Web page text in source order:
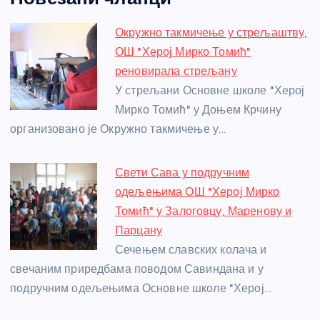
e
o
o
k
e
n
g
er
er
s
A
p
p
a
g
e
e
st
e
Окружно такмичење у стрељаштву,
ОШ "Херој Мирко Томић"
реновирала стрељану
У стрељани Основне школе "Херој
Мирко Томић" у Доњем Крчину
организовано је Окружно такмичење у…
Свети Сава у подручним
одељењима ОШ "Херој Мирко
Томић" у Залоговцу, Маренову и
Парцану
Сечењем славских колача и
свечаним приредбама поводом Савиндана и у
подручним одељењима Основне школе "Херој…